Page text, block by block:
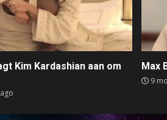
Kim Kardashian aan om
Max
9